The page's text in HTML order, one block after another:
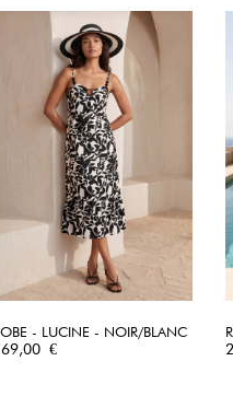
- LUCINE - NOIR/BLANC
€